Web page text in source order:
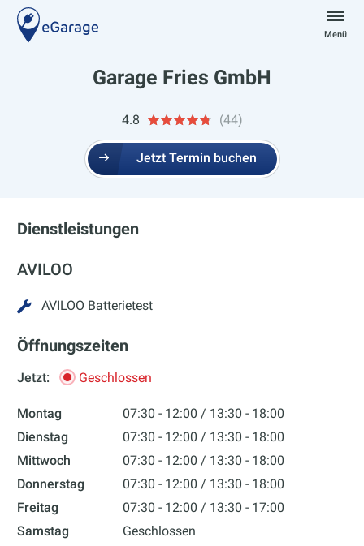
Zum
Inhalt
springen
Menü
Garage Fries GmbH
4.8 (44)
Jetzt Termin buchen
Dienstleistungen
AVILOO
AVILOO Batterietest
Öffnungszeiten
Jetzt: Geschlossen
Montag 07:30 - 12:00
13:30 - 18:00
Dienstag
07:30 - 12:00
13:30 - 18:00
Mittwoch
07:30 - 12:00
13:30 - 18:00
Donnerstag
07:30 - 12:00
13:30 - 18:00
Freitag
07:30 - 12:00
13:30 - 17:00
Samstag
Geschlossen